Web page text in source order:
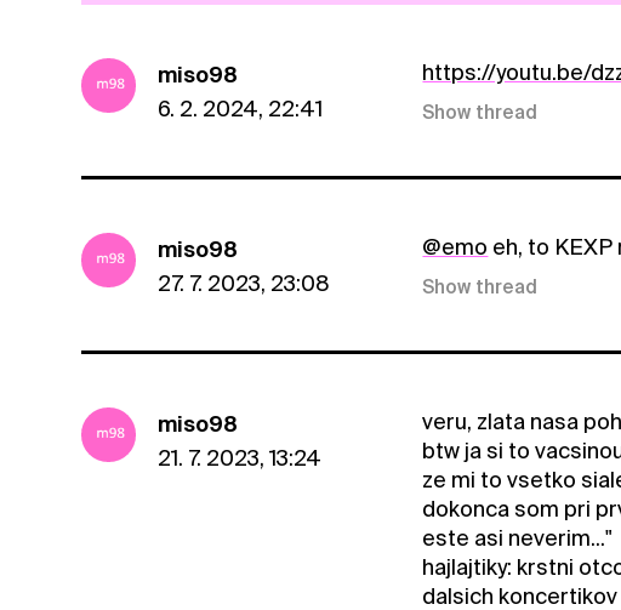
miso98
6. 2. 2024, 22:41
https://youtu.be/
Show thread
miso98
27. 7. 2023, 23:08
@emo eh, to
Show thread
miso98
21. 7. 2023, 13:24
veru, zlata nasa
btw ja si to
ze mi to vsetko
dokonca som pri
este asi neverim..."
hajlajtiky: krstni
dalsich koncertikov